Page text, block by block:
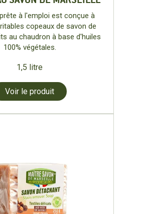
à l'emploi est conçue à
copeaux de savon de
au chaudron à base d'huiles
100% végétales.
1,5 litre
Voir le produit